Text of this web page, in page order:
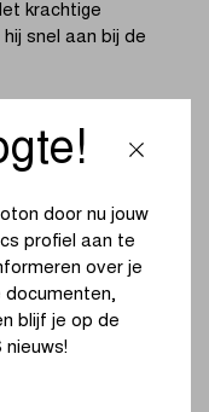
krachtige
snel aan bij de
en foutloze
grote achterstand.
kloof. Het publiek
hoe Van Aert
spannend.
Crelan-Corendon,
door nu jouw
profiel aan te
over je
blijf je op de